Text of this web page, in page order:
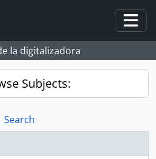
la digitalizadora
Subjects:
Search